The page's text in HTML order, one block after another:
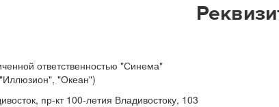
ответственностью "Синема"
"Океан")
пр-кт 100-летия Владивостоку, 103